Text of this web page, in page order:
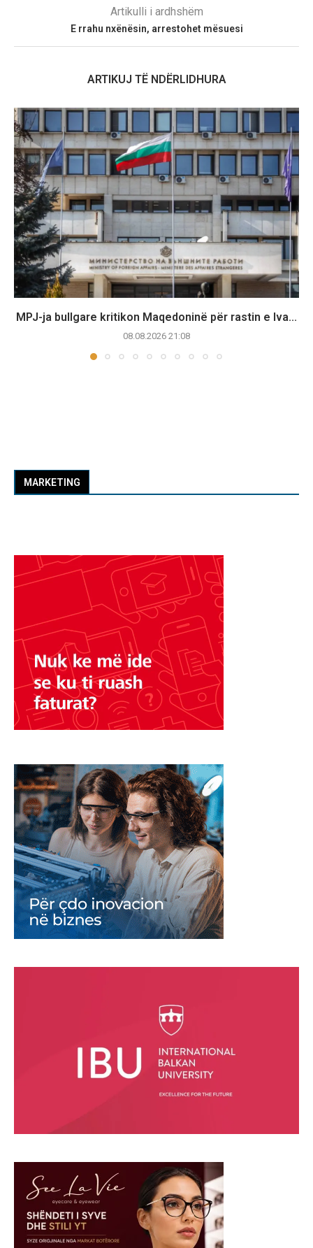
Artikulli i ardhshëm
E rrahu nxënësin, arrestohet mësuesi
ARTIKUJ TË NDËRLIDHURA
MPJ-ja bullgare kritikon Maqedoninë për rastin e Iva...
08.08.2026 21:08
MARKETING